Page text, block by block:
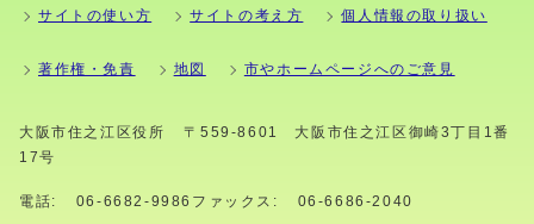
サイトの使い方 サイトの考え方 個人情報の取り扱い
著作権・免責 地図 市やホームページへのご意見
大阪市住之江区役所
〒559-8601 大阪市住之江区御崎3丁目1番
17号
電話: 06-6682-9986 ファックス: 06-6686-2040